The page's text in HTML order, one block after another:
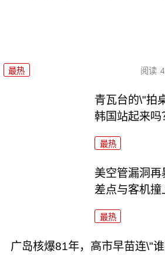
最热 阅读
青瓦台的\"拍
韩国站起来吗
最热
美空管漏洞
差点与客机撞
最热
广岛核爆81年，高市早苗连\"谁